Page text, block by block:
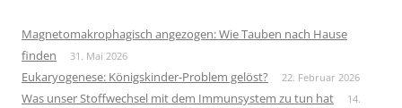
Magnetomakrophagisch angezogen: Wie Tauben nach Hause
finden
31. Mai 2026
Eukaryogenese: Königskinder-Problem gelöst? 22. Februar 2026
Was unser Stoffwechsel mit dem Immunsystem zu tun hat
14.